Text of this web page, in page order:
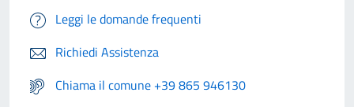
Leggi le domande frequenti
Richiedi Assistenza
Chiama il comune +39 865 946130